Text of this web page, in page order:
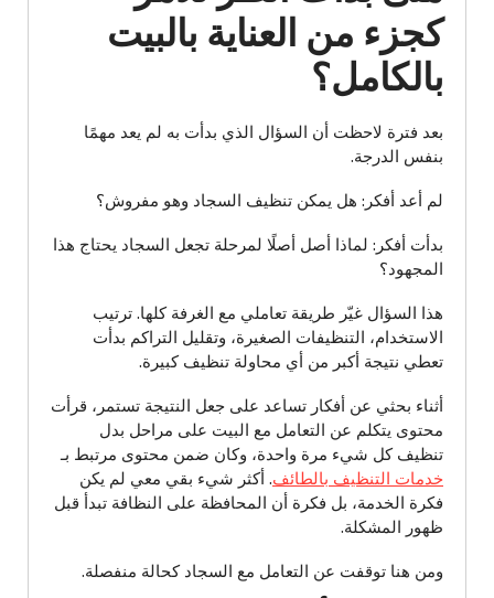
كجزء من العناية بالبيت
بالكامل؟
بعد فترة لاحظت أن السؤال الذي بدأت به لم يعد مهمًا
بنفس الدرجة.
لم أعد أفكر: هل يمكن تنظيف السجاد وهو مفروش؟
بدأت أفكر: لماذا أصل أصلًا لمرحلة تجعل السجاد يحتاج هذا
المجهود؟
هذا السؤال غيّر طريقة تعاملي مع الغرفة كلها. ترتيب
الاستخدام، التنظيفات الصغيرة، وتقليل التراكم بدأت
تعطي نتيجة أكبر من أي محاولة تنظيف كبيرة.
أثناء بحثي عن أفكار تساعد على جعل النتيجة تستمر، قرأت
محتوى يتكلم عن التعامل مع البيت على مراحل بدل
تنظيف كل شيء مرة واحدة، وكان ضمن محتوى مرتبط بـ
خدمات التنظيف بالطائف. أكثر شيء بقي معي لم يكن
فكرة الخدمة، بل فكرة أن المحافظة على النظافة تبدأ قبل
ظهور المشكلة.
ومن هنا توقفت عن التعامل مع السجاد كحالة منفصلة.